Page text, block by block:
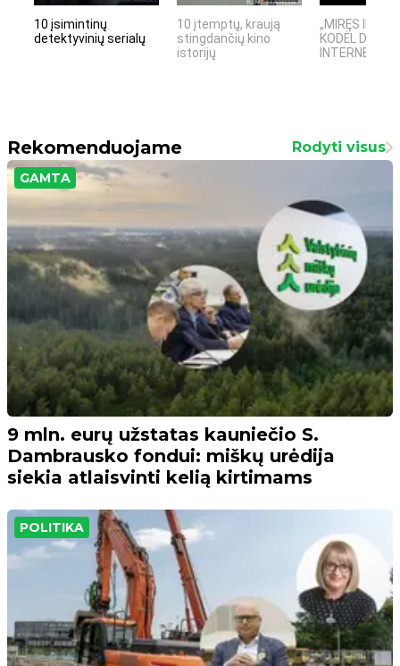
10 įsimintinų
detektyvinių serialų
10 įtemptų, kraują
stingdančių kino
istorijų
„MIRĘS
KODĖL
INTERNETO
Rekomenduojame Rodyti visus
GAMTA
9 mln. eurų užstatas kauniečio S.
Dambrausko fondui: miškų urėdija
siekia atlaisvinti kelią kirtimams
POLITIKA